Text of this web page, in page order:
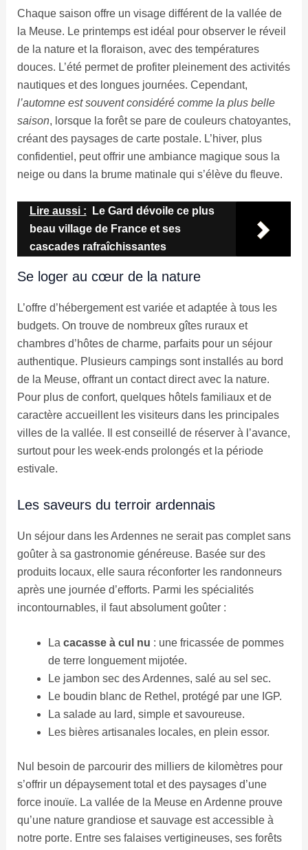
Chaque saison offre un visage différent de la vallée de
la Meuse. Le printemps est idéal pour observer le réveil
de la nature et la floraison, avec des températures
douces. L’été permet de profiter pleinement des activités
nautiques et des longues journées. Cependant,
l’automne est souvent considéré comme la plus belle
saison, lorsque la forêt se pare de couleurs chatoyantes,
créant des paysages de carte postale. L’hiver, plus
confidentiel, peut offrir une ambiance magique sous la
neige ou dans la brume matinale qui s’élève du fleuve.
Lire aussi :
Le Gard dévoile ce plus
beau village de France et ses
cascades rafraîchissantes
Se loger au cœur de la nature
L’offre d’hébergement est variée et adaptée à tous les
budgets. On trouve de nombreux gîtes ruraux et
chambres d’hôtes de charme, parfaits pour un séjour
authentique. Plusieurs campings sont installés au bord
de la Meuse, offrant un contact direct avec la nature.
Pour plus de confort, quelques hôtels familiaux et de
caractère accueillent les visiteurs dans les principales
villes de la vallée. Il est conseillé de réserver à l’avance,
surtout pour les week-ends prolongés et la période
estivale.
Les saveurs du terroir ardennais
Un séjour dans les Ardennes ne serait pas complet sans
goûter à sa gastronomie généreuse. Basée sur des
produits locaux, elle saura réconforter les randonneurs
après une journée d’efforts. Parmi les spécialités
incontournables, il faut absolument goûter :
La cacasse à cul nu : une fricassée de pommes
de terre longuement mijotée.
Le jambon sec des Ardennes, salé au sel sec.
Le boudin blanc de Rethel, protégé par une IGP.
La salade au lard, simple et savoureuse.
Les bières artisanales locales, en plein essor.
Nul besoin de parcourir des milliers de kilomètres pour
s’offrir un dépaysement total et des paysages d’une
force inouïe. La vallée de la Meuse en Ardenne prouve
qu’une nature grandiose et sauvage est accessible à
notre porte. Entre ses falaises vertigineuses, ses forêts